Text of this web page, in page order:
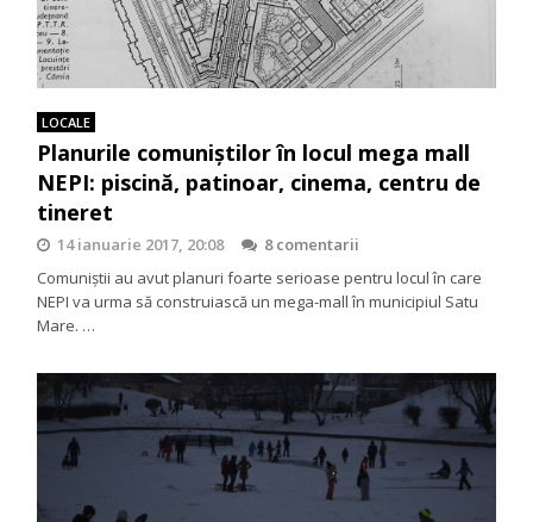
LOCALE
Planurile comuniștilor în locul mega mall
NEPI: piscină, patinoar, cinema, centru de
tineret
14 ianuarie 2017, 20:08
8 comentarii
Comuniștii au avut planuri foarte serioase pentru locul în care
NEPI va urma să construiască un mega-mall în municipiul Satu
Mare. …